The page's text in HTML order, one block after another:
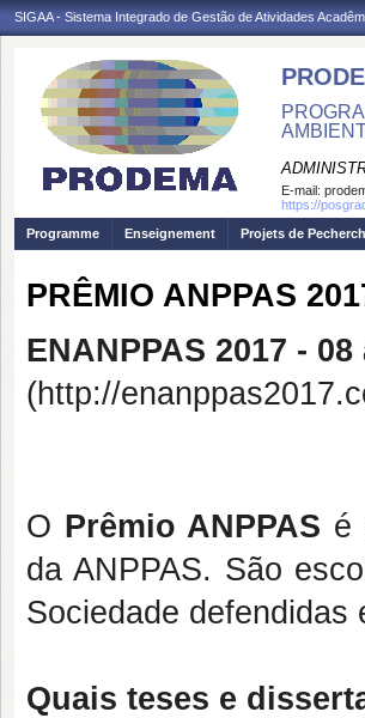
SIGAA - Sistema Integrado de Gestão de Atividades
E-mail:
https://
Programme
Enseignement Projets de
PRÊMIO ANPPAS
ENANPPAS 2017 -
(http://
O Prêmio ANPPAS é
da ANPPAS. São
Sociedade defendidas
Quais teses e